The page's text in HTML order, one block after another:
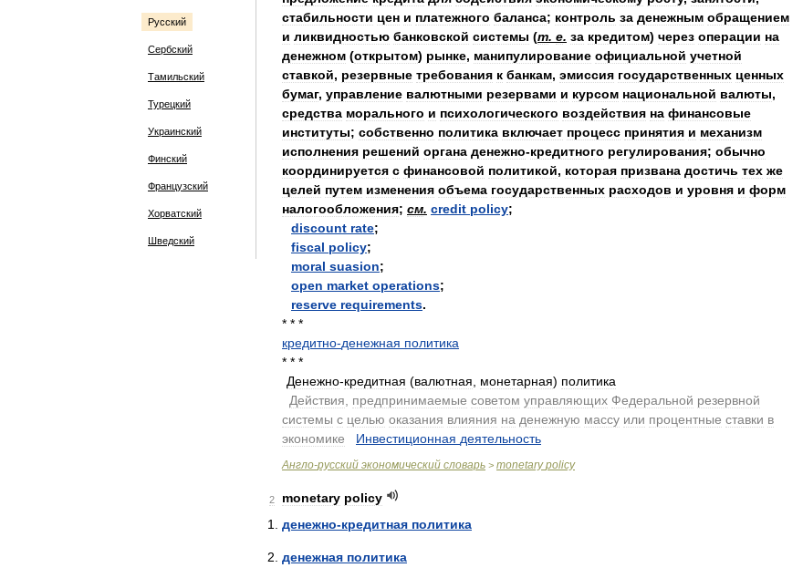
Русский
Сербский
Тамильский
Турецкий
Украинский
Финский
Французский
Хорватский
Шведский
стабильности цен и платежного баланса; контроль за денежным обращением
и ликвидностью банковской системы (т. е. за кредитом) через операции на
денежном (открытом) рынке, манипулирование официальной учетной
ставкой, резервные требования к банкам, эмиссия государственных ценных
бумаг, управление валютными резервами и курсом национальной валюты,
средства морального и психологического воздействия на финансовые
институты; собственно политика включает процесс принятия и механизм
исполнения решений органа денежно-кредитного регулирования; обычно
координируется с финансовой политикой, которая призвана достичь тех же
целей путем изменения объема государственных расходов и уровня и форм
налогообложения; см. credit policy;
discount rate;
fiscal policy;
moral suasion;
open market operations;
reserve requirements.
* * *
кредитно-денежная политика
* * *
Денежно-кредитная (валютная монетарная) политика
Действия предпринимаемые советом управляющих Федеральной резервной
системы с целью оказания влияния на денежную массу или процентные ставки в
экономике
Инвестиционная деятельность
Англо-русский экономический словарь > monetary policy
2 monetary policy
денежно-кредитная политика
денежная политика